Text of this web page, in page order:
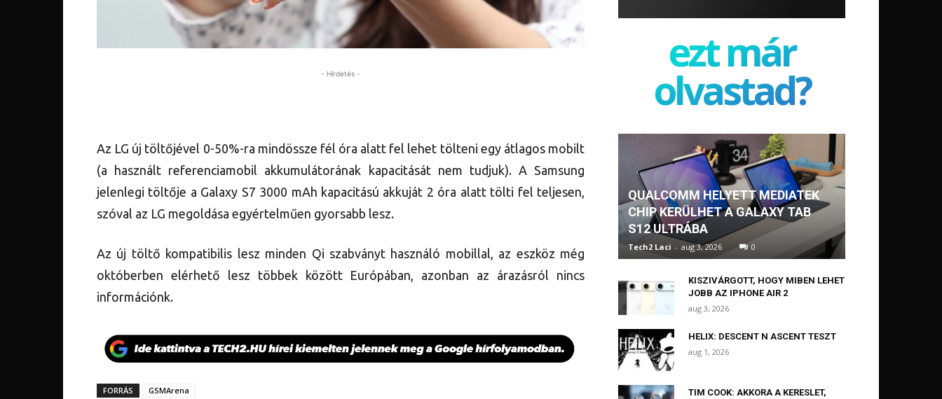
- Hirdetés -
Az LG új töltőjével 0-50%-ra mindössze fél óra alatt fel lehet tölteni egy átlagos mobilt
(a használt referenciamobil akkumulátorának kapacitását nem tudjuk). A Samsung
jelenlegi töltője a Galaxy S7 3000 mAh kapacitású akkuját 2 óra alatt tölti fel teljesen,
szóval az LG megoldása egyértelműen gyorsabb lesz.
Az új töltő kompatibilis lesz minden Qi szabványt használó mobillal, az eszköz még
októberben elérhető lesz többek között Európában, azonban az árazásról nincs
információnk.
FORRÁS GSMArena
ezt már
olvastad?
QUALCOMM HELYETT MEDIATEK
CHIP KERÜLHET A GALAXY TAB
S12 ULTRÁBA
Tech2 Laci - aug 3, 2026 0
KISZIVÁRGOTT, HOGY MIBEN LEHET
JOBB AZ IPHONE AIR 2
aug 3, 2026
HELIX: DESCENT N ASCENT TESZT
aug 1, 2026
TIM COOK: AKKORA A KERESLET,